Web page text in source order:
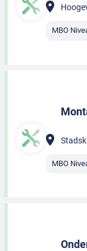
MBO
MBO